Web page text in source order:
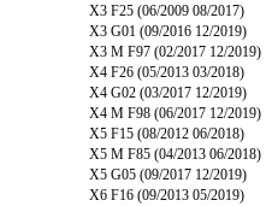
X3 F25 (06/2009 08/2017)
X3 G01 (09/2016 12/2019)
X3 M F97 (02/2017 12/2019)
X4 F26 (05/2013 03/2018)
X4 G02 (03/2017 12/2019)
X4 M F98 (06/2017 12/2019)
X5 F15 (08/2012 06/2018)
X5 M F85 (04/2013 06/2018)
X5 G05 (09/2017 12/2019)
X6 F16 (09/2013 05/2019)